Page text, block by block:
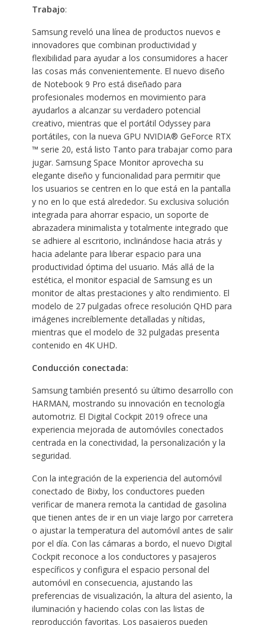
Trabajo:
Samsung reveló una línea de productos nuevos e
innovadores que combinan productividad y
flexibilidad para ayudar a los consumidores a hacer
las cosas más convenientemente. El nuevo diseño
de Notebook 9 Pro está diseñado para
profesionales modernos en movimiento para
ayudarlos a alcanzar su verdadero potencial
creativo, mientras que el portátil Odyssey para
portátiles, con la nueva GPU NVIDIA® GeForce RTX
™ serie 20, está listo Tanto para trabajar como para
jugar. Samsung Space Monitor aprovecha su
elegante diseño y funcionalidad para permitir que
los usuarios se centren en lo que está en la pantalla
y no en lo que está alrededor. Su exclusiva solución
integrada para ahorrar espacio, un soporte de
abrazadera minimalista y totalmente integrado que
se adhiere al escritorio, inclinándose hacia atrás y
hacia adelante para liberar espacio para una
productividad óptima del usuario. Más allá de la
estética, el monitor espacial de Samsung es un
monitor de altas prestaciones y alto rendimiento. El
modelo de 27 pulgadas ofrece resolución QHD para
imágenes increíblemente detalladas y nítidas,
mientras que el modelo de 32 pulgadas presenta
contenido en 4K UHD.
Conducción conectada:
Samsung también presentó su último desarrollo con
HARMAN, mostrando su innovación en tecnología
automotriz. El Digital Cockpit 2019 ofrece una
experiencia mejorada de automóviles conectados
centrada en la conectividad, la personalización y la
seguridad.
Con la integración de la experiencia del automóvil
conectado de Bixby, los conductores pueden
verificar de manera remota la cantidad de gasolina
que tienen antes de ir en un viaje largo por carretera
o ajustar la temperatura del automóvil antes de salir
por el día. Con las cámaras a bordo, el nuevo Digital
Cockpit reconoce a los conductores y pasajeros
específicos y configura el espacio personal del
automóvil en consecuencia, ajustando las
preferencias de visualización, la altura del asiento, la
iluminación y haciendo colas con las listas de
reproducción favoritas. Los pasajeros pueden